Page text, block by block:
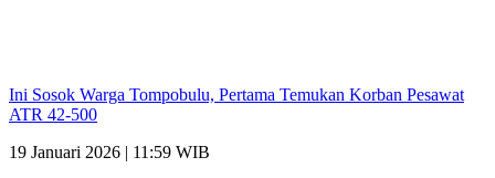
Ini Sosok Warga Tompobulu, Pertama Temukan Korban Pesawat
ATR 42-500
19 Januari 2026 | 11:59 WIB